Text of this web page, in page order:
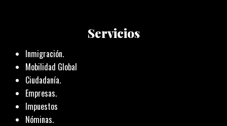
Servicios
Inmigración.
Mobilidad Global
Ciudadanía.
Empresas.
Impuestos
Nóminas.